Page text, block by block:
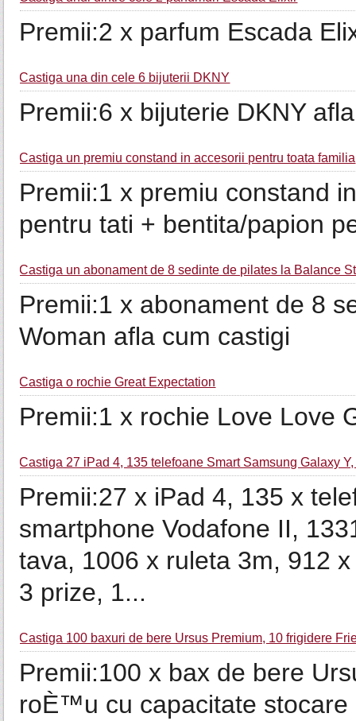
Premii:2 x parfum Escada
Castiga una din cele 6 bijuterii DKNY
Premii:6 x bijuterie DKNY
Castiga un premiu constand in accesorii pentru toata familia
Premii:1 x premiu constand
pentru tati + bentita/papion
Castiga un abonament de 8 sedinte de pilates la Balance
Premii:1 x abonament de 8
Woman afla cum castigi
Castiga o rochie Great Expectation
Premii:1 x rochie Love Love
Castiga 27 iPad 4, 135 telefoane Smart Samsung Galaxy
Premii:27 x iPad 4, 135 x
smartphone Vodafone II,
tava, 1006 x ruleta 3m, 912
3 prize, 1...
Castiga 100 baxuri de bere Ursus Premium, 10 frigidere
Premii:100 x bax de bere
roÈ™u cu capacitate stocare